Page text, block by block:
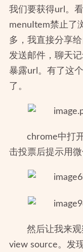
我们要获得url。
menuItem禁止了
多，我直接分享
发送邮件，聊天
暴露url。有了这
了。
chrome中打
击投票后提示用微
然后让我来
view source。发